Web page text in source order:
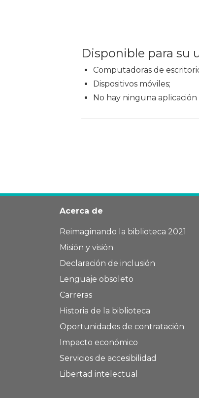
Disponible para su
Computadoras de
Dispositivos móviles;
No hay ninguna
Acerca de
Reimaginando la biblioteca 2021
Misión y visión
Declaración de inclusión
Lenguaje obsoleto
Carreras
Historia de la biblioteca
Oportunidades de contratación
Impacto económico
Servicios de accesibilidad
Libertad intelectual